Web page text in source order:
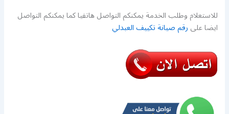
للاستعلام وطلب الخدمة يمكنكم التواصل هاتفيا كما يمكنكم التواصل
ايضا علىرقم صيانة تكييف العبدلي